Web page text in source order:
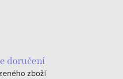
doručení
zboží